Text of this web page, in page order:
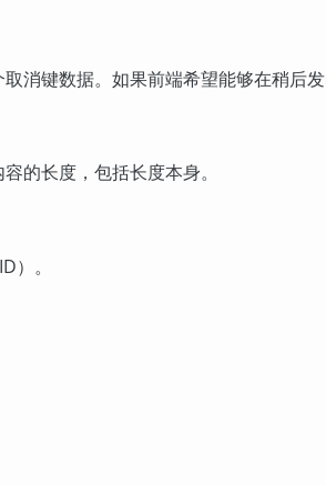
消键数据。如果前端希望能够在稍后
的长度，包括长度本身。
）。